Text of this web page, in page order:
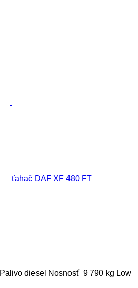
ťahač DAF XF 480 FT
Palivo diesel Nosnosť 9 790 kg Low